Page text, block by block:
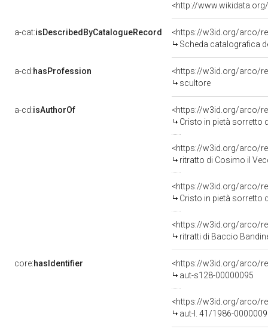
<http://
a-cat:isDescribedByCatalogueRecord
<https://w3id.org/arco/
Scheda catalografica
a-cd:hasProfession
<https://w3id.org/arco/
scultore
a-cd:isAuthorOf
<https://w3id.org/arco/
Cristo in pietà sorretto da
<https://w3id.org/arco/
ritratto di Cosimo il Vecchio
<https://w3id.org/arco/
Cristo in pietà sorretto da Nicodemo, ritratti di
<https://w3id.org/arco/
ritratti di Baccio Bandinelli e di Iacopa
core:hasIdentifier
<https://w3id.org/arco/
aut-s128-00000095
<https://w3id.org/arco/
aut-l. 41/1986-